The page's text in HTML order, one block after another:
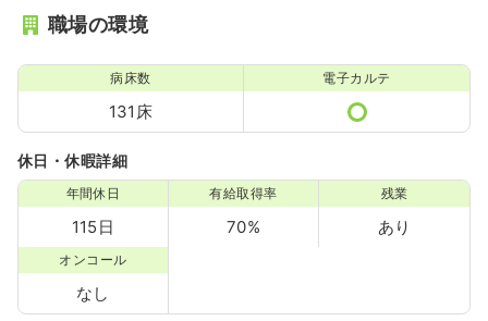
職場の環境
病床数
131床
電子カルテ
休日・休暇詳細
年間休日
115日
有給取得率
70%
残業
あり
オンコール
なし